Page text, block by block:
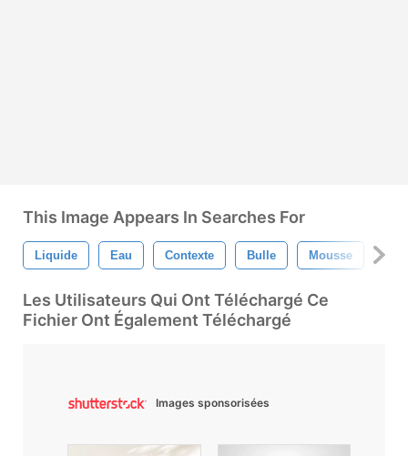
This Image Appears In Searches For
Liquide Eau Contexte Bulle Mousse
Les Utilisateurs Qui Ont Téléchargé Ce
Fichier Ont Également Téléchargé
Images sponsorisées